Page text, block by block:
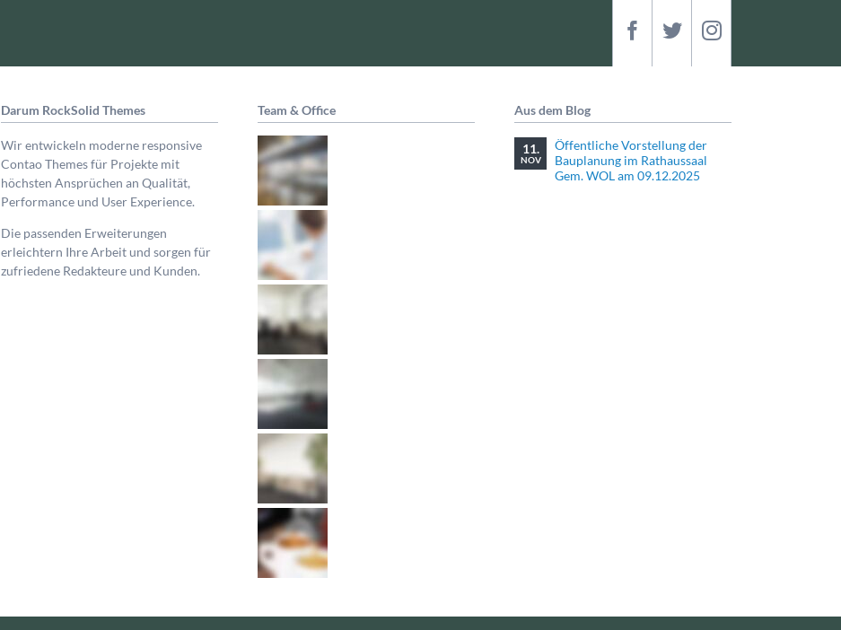
Darum RockSolid Themes
Wir entwickeln moderne responsive
Contao Themes für Projekte mit
höchsten Ansprüchen an Qualität,
Performance und User Experience.
Die passenden Erweiterungen
erleichtern Ihre Arbeit und sorgen für
zufriedene Redakteure und Kunden.
Team & Office Aus dem Blog
11.
NOV
Öffentliche Vorstellung der
Bauplanung im Rathaussaal
Gem. WOL am 09.12.2025